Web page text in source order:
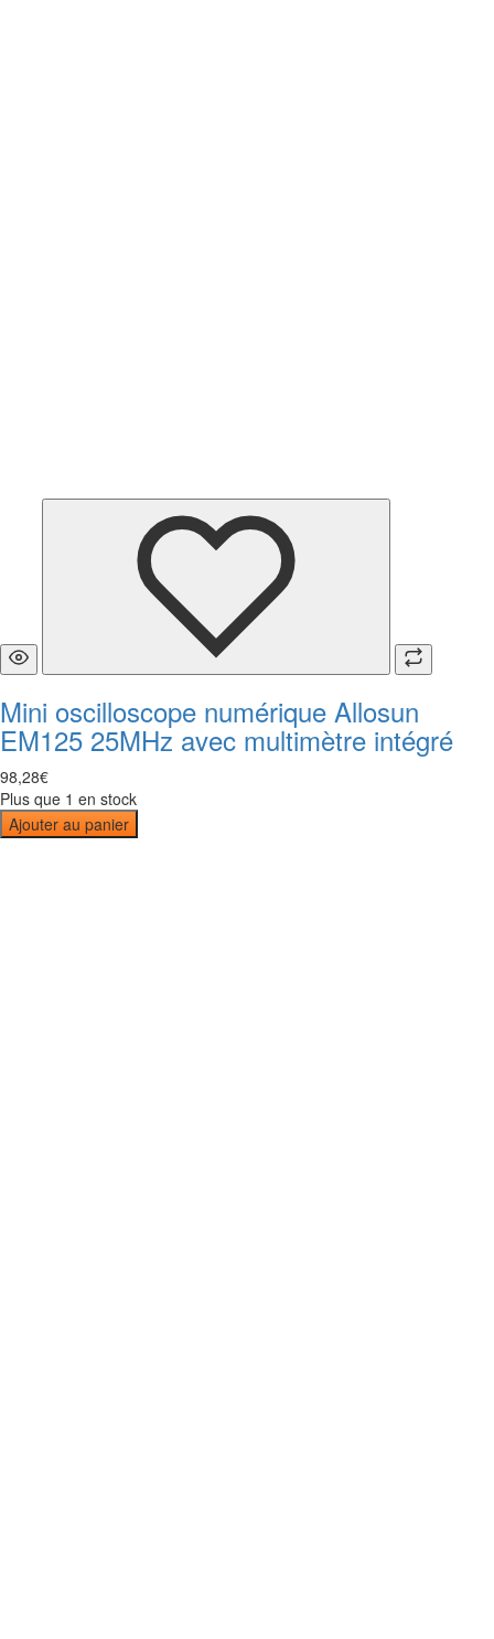
Mini oscilloscope numérique Allosun
EM125 25MHz avec multimètre intégré
98,28€
Plus que 1 en stock
Ajouter au panier